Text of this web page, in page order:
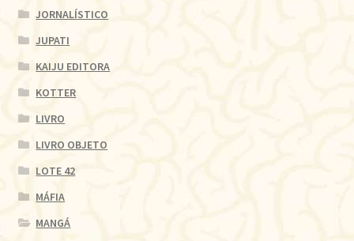
JORNALÍSTICO
JUPATI
KAIJU EDITORA
KOTTER
LIVRO
LIVRO OBJETO
LOTE 42
MÁFIA
MANGÁ